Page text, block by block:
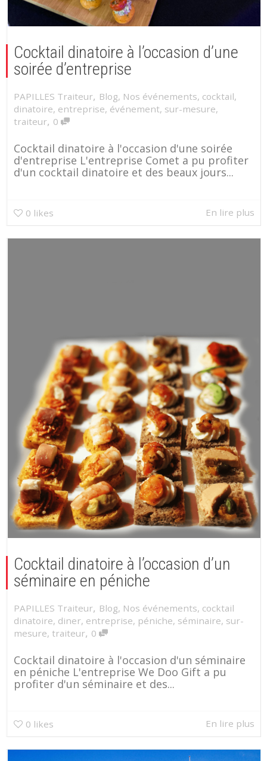
Cocktail dinatoire à l’occasion d’une
soirée d’entreprise
PAPILLES Traiteur, Blog, Nos événements, cocktail,
dinatoire, entreprise, événement, sur-mesure,
traiteur, 0
Cocktail dinatoire à l'occasion d'une soirée
d'entreprise L'entreprise Comet a pu profiter
d'un cocktail dinatoire et des beaux jours...
0 likes En lire plus
Cocktail dinatoire à l’occasion d’un
séminaire en péniche
PAPILLES Traiteur, Blog, Nos événements, cocktail
dinatoire, diner, entreprise, péniche, séminaire, sur-
mesure, traiteur, 0
Cocktail dinatoire à l'occasion d'un séminaire
en péniche L'entreprise We Doo Gift a pu
profiter d'un séminaire et des...
0 likes En lire plus